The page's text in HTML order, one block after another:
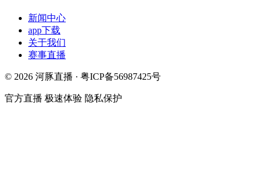
新闻中心
app下载
关于我们
赛事直播
© 2026 河豚直播 · 粤ICP备56987425号
官方直播 极速体验 隐私保护